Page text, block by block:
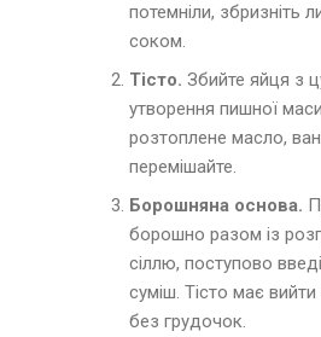
потемніли, збризніть
соком.
Тісто. Збийте яйця з
утворення пишної
розтоплене масло,
перемішайте.
Борошняна основа.
борошно разом із
сіллю, поступово
суміш. Тісто має
без грудочок.